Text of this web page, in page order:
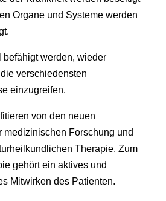
Organe und Systeme werden
befähigt werden, wieder
verschiedensten
einzugreifen.
von den neuen
medizinischen Forschung und
Therapie. Zum
gehört ein aktives und
Mitwirken des Patienten.